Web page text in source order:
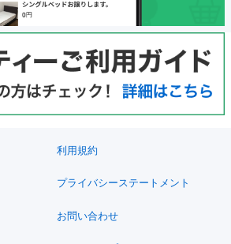
利用規約
プライバシーステートメント
お問い合わせ